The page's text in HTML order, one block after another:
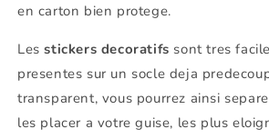
en carton bien protege.
Lesstickers decoratifs sont tres
presentes sur un socle deja
transparent, vous pourrez ainsi
les placer a votre guise, les plus